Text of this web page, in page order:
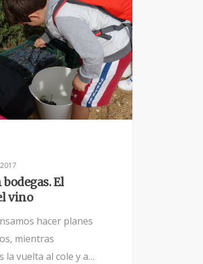
El
vino
hacer planes
mientras
la vuelta al cole y a…